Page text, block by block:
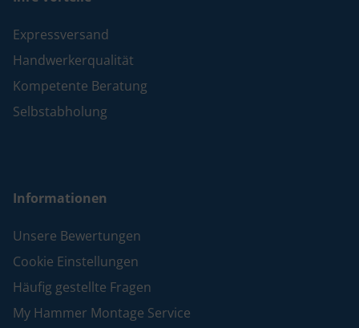
Expressversand
Handwerkerqualität
Kompetente Beratung
Selbstabholung
Informationen
Unsere Bewertungen
Cookie Einstellungen
Häufig gestellte Fragen
My Hammer Montage Service